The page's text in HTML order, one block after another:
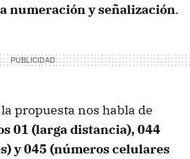
numeración y señalización.
propuesta nos habla de
01 (larga distancia), 044
y 045 (números celulares